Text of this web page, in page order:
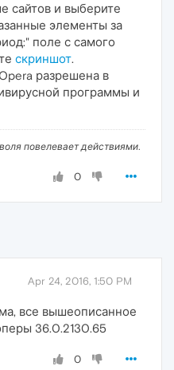
сайтов и выберите
элементы за
поле с самого
скриншот.
разрешена в
программы и
повелевает действиями.
0
Apr 24, 2016, 1:50 PM
все вышеописанное
36.0.2130.65
0